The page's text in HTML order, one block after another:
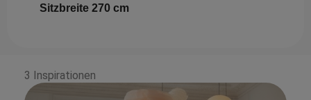
Sitzbreite 270 cm
3 Inspirationen